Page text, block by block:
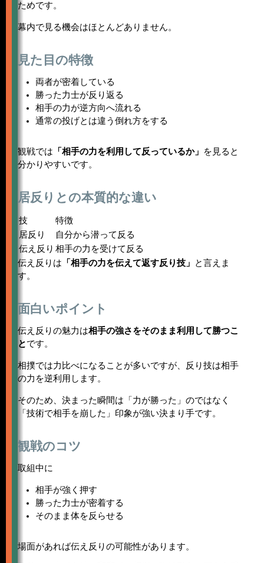
ためです。
幕内で見る機会はほとんどありません。
見た目の特徴
両者が密着している
勝った力士が反り返る
相手の力が逆方向へ流れる
通常の投げとは違う倒れ方をする
観戦では 「相手の力を利用して反っているか」
を見ると
分かりやすいです。
居反りとの本質的な違い
技
特徴
居反り
自分から潜って反る
伝え反り 相手の力を受けて反る
伝え反りは 「相手の力を伝えて返す反り技」
と言えま
す。
面白いポイント
伝え反りの魅力は相手の強さをそのまま利用して勝つこ
とです。
相撲では力比べになることが多いですが、反り技は相手
の力を逆利用します。
そのため、決まった瞬間は「力が勝った」のではなく
「技術で相手を崩した」印象が強い決まり手です。
観戦のコツ
取組中に
相手が強く押す
勝った力士が密着する
そのまま体を反らせる
場面があれば伝え反りの可能性があります。